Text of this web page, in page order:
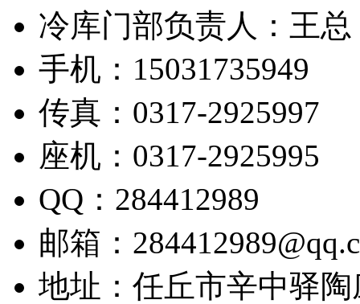
冷库门部负责人：王总
手机：15031735949
传真：0317-2925997
座机：0317-2925995
QQ：284412989
邮箱：
地址：任丘市辛中驿